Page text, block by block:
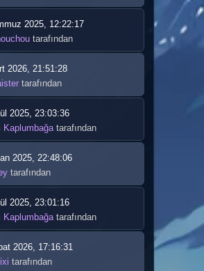
2025, 12:22:17
tarafından
2026, 21:51:28
tarafından
2025, 23:03:36
Kaplumbağa tarafından
2025, 22:48:06
tarafından
2025, 23:01:16
Kaplumbağa tarafından
2026, 17:16:31
tarafından